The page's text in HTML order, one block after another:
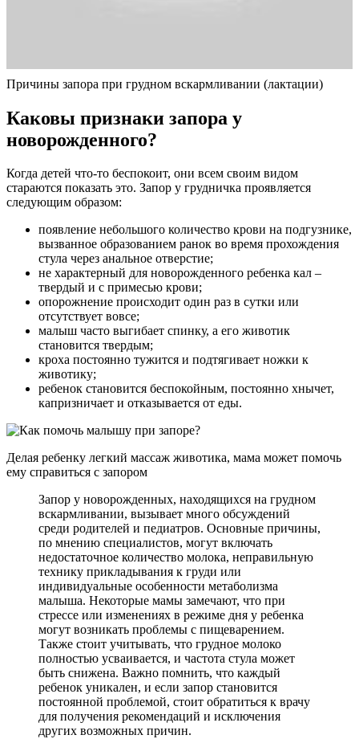
Причины запора при грудном вскармливании (лактации)
Каковы признаки запора у
новорожденного?
Когда детей что-то беспокоит, они всем своим видом
стараются показать это. Запор у грудничка проявляется
следующим образом:
появление небольшого количество крови на подгузнике,
вызванное образованием ранок во время прохождения
стула через анальное отверстие;
не характерный для новорожденного ребенка кал –
твердый и с примесью крови;
опорожнение происходит один раз в сутки или
отсутствует вовсе;
малыш часто выгибает спинку, а его животик
становится твердым;
кроха постоянно тужится и подтягивает ножки к
животику;
ребенок становится беспокойным, постоянно хнычет,
капризничает и отказывается от еды.
Делая ребенку легкий массаж животика, мама может помочь
ему справиться с запором
Запор у новорожденных, находящихся на грудном
вскармливании, вызывает много обсуждений
среди родителей и педиатров. Основные причины,
по мнению специалистов, могут включать
недостаточное количество молока, неправильную
технику прикладывания к груди или
индивидуальные особенности метаболизма
малыша. Некоторые мамы замечают, что при
стрессе или изменениях в режиме дня у ребенка
могут возникать проблемы с пищеварением.
Также стоит учитывать, что грудное молоко
полностью усваивается, и частота стула может
быть снижена. Важно помнить, что каждый
ребенок уникален, и если запор становится
постоянной проблемой, стоит обратиться к врачу
для получения рекомендаций и исключения
других возможных причин.